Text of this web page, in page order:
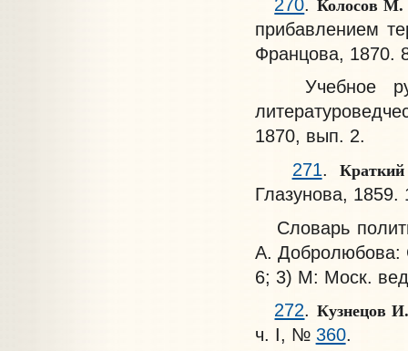
прибавлением
Францова, 1870.
Учебное
1870, вып. 2.
271.
Глазунова, 1859.
Словарь
А. Добролюбова:
6; 3) М: Моск.
272. Кузнецов
ч. I, № 360.